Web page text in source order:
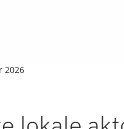
2026